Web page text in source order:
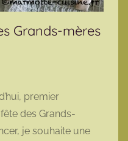
Grands-mères
premier
des Grands-
je souhaite une